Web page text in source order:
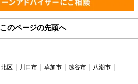
このページの先頭へ
北区 川口市 草加市 越谷市 八潮市